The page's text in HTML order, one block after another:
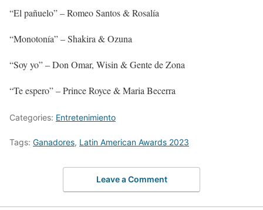
“El pañuelo” – Romeo Santos & Rosalía
“Monotonía” – Shakira & Ozuna
“Soy yo” – Don Omar, Wisin & Gente de Zona
“Te espero” – Prince Royce & Maria Becerra
Categories: Entretenimiento
Tags: Ganadores, Latin American Awards 2023
Leave a Comment